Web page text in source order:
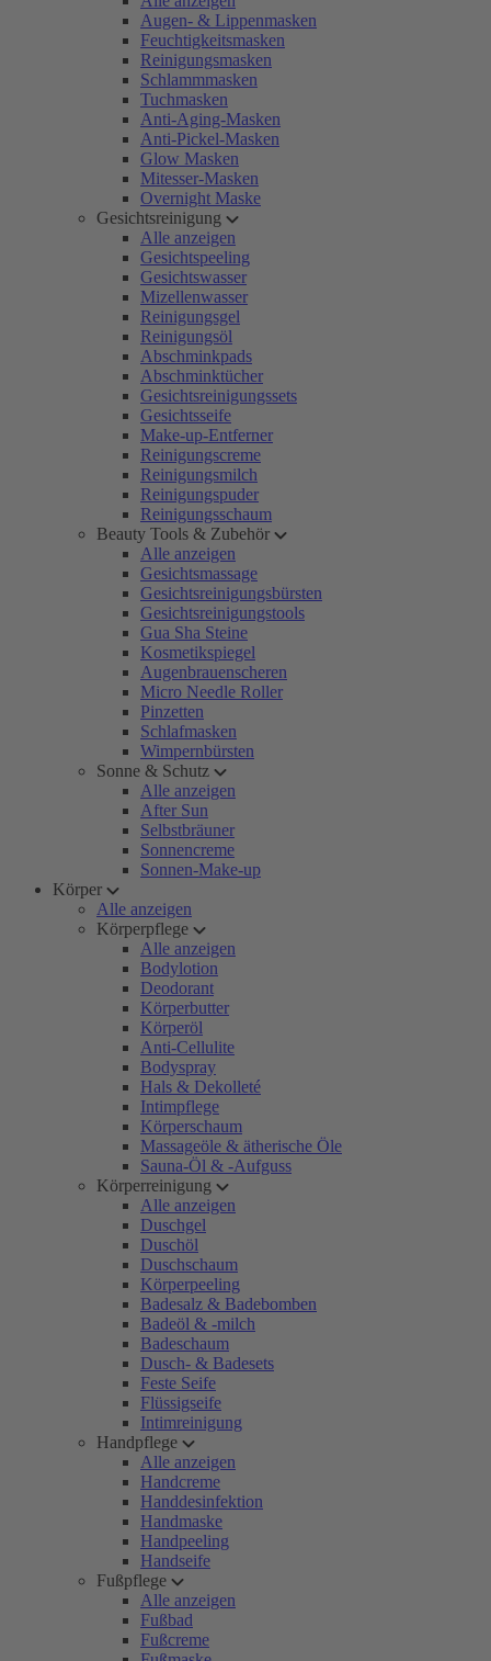
Augen- & Lippenmasken
Feuchtigkeitsmasken
Reinigungsmasken
Schlammmasken
Tuchmasken
Anti-Aging-Masken
Anti-Pickel-Masken
Glow Masken
Mitesser-Masken
Overnight Maske
Gesichtsreinigung
Alle anzeigen
Gesichtspeeling
Gesichtswasser
Mizellenwasser
Reinigungsgel
Reinigungsöl
Abschminkpads
Abschminktücher
Gesichtsreinigungssets
Gesichtsseife
Make-up-Entferner
Reinigungscreme
Reinigungsmilch
Reinigungspuder
Reinigungsschaum
Beauty Tools & Zubehör
Alle anzeigen
Gesichtsmassage
Gesichtsreinigungsbürsten
Gesichtsreinigungstools
Gua Sha Steine
Kosmetikspiegel
Augenbrauenscheren
Micro Needle Roller
Pinzetten
Schlafmasken
Wimpernbürsten
Sonne & Schutz
Alle anzeigen
After Sun
Selbstbräuner
Sonnencreme
Sonnen-Make-up
Körper
Alle anzeigen
Körperpflege
Alle anzeigen
Bodylotion
Deodorant
Körperbutter
Körperöl
Anti-Cellulite
Bodyspray
Hals & Dekolleté
Intimpflege
Körperschaum
Massageöle & ätherische Öle
Sauna-Öl & -Aufguss
Körperreinigung
Alle anzeigen
Duschgel
Duschöl
Duschschaum
Körperpeeling
Badesalz & Badebomben
Badeöl & -milch
Badeschaum
Dusch- & Badesets
Feste Seife
Flüssigseife
Intimreinigung
Handpflege
Alle anzeigen
Handcreme
Handdesinfektion
Handmaske
Handpeeling
Handseife
Fußpflege
Alle anzeigen
Fußbad
Fußcreme